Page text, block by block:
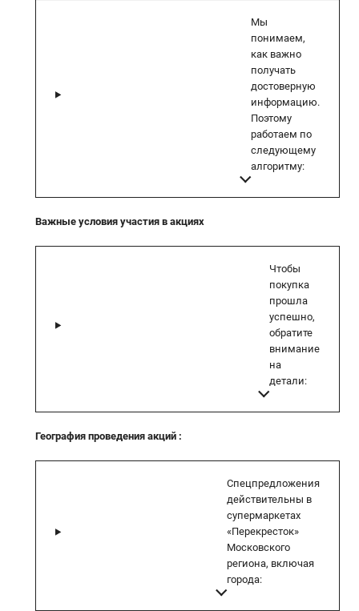
Мы
понимаем,
как важно
получать
достоверную
информацию.
Поэтому
работаем по
следующему
алгоритму:
Важные условия участия в акциях
Чтобы
покупка
прошла
успешно,
обратите
внимание
на
детали:
География проведения акций :
Спецпредложения
действительны в
супермаркетах
«Перекресток»
Московского
региона, включая
города: